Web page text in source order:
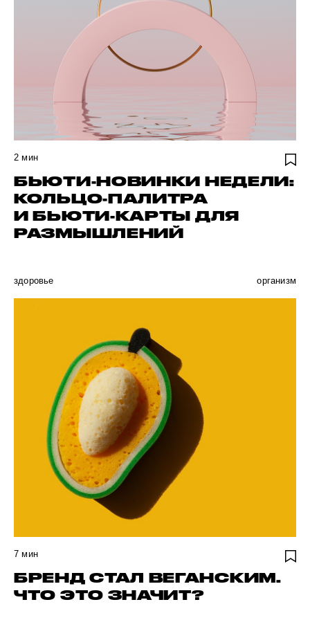
2 мин
БЬЮТИ-НОВИНКИ НЕДЕЛИ:
КОЛЬЦО-ПАЛИТРА
И БЬЮТИ-КАРТЫ ДЛЯ
РАЗМЫШЛЕНИЙ
здоровье организм
7 мин
БРЕНД СТАЛ ВЕГАНСКИМ.
ЧТО ЭТО ЗНАЧИТ?